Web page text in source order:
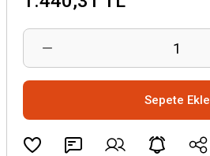
Sepete Ekle